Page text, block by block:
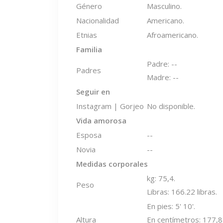
Género
Masculino.
Nacionalidad
Americano.
Etnias
Afroamericano.
Familia
Padres
Padre: --
Madre: --
Seguir en
Instagram | Gorjeo No disponible.
Vida amorosa
Esposa
--
Novia
--
Medidas corporales
Peso
kg: 75,4.
Libras: 166.22 libras.
Altura
En pies: 5' 10'.
En centímetros: